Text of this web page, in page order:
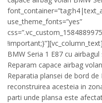
use_theme_fonts=”yes”
BMW Seria 1 E87 cu airbagul
Reparam capace airbag
Reparatia plansei de bord
reconstruirea acesteia in
parti unde plansa este